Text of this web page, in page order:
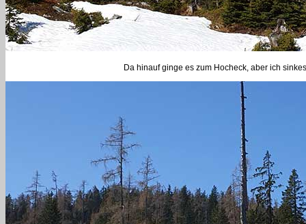
Da hinauf ginge es zum Hocheck, aber ich